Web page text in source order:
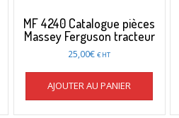
MF 4240 Catalogue pièces
Massey Ferguson tracteur
25,00€ € HT
AJOUTER AU PANIER